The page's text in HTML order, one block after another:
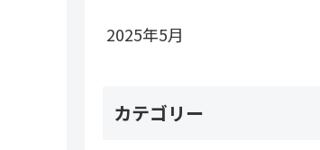
2025年5月
カテゴリー